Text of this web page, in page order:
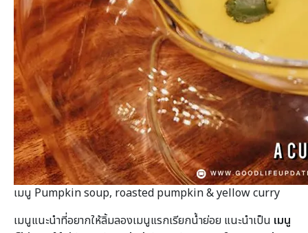
เมนู Pumpkin soup, roasted pumpkin & yellow curry
เมนูแนะนำที่อยากให้ลิ้มลองเมนูแรกเรียกน้ำย่อย แนะนำเป็น เมนู